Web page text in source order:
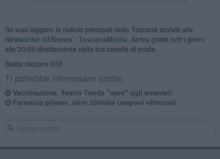
Se vuoi leggere le notizie principali della Toscana iscriviti alla
Newsletter QUInews - ToscanaMedia. Arriva gratis tutti i giorni
alle 20:00 direttamente nella tua casella di posta.
Basta cliccare QUI
Ti potrebbe interessare anche:
Vaccinazione, Teatro Tenda "apre" agli stranieri
Farmacie private, oltre 350mila tamponi effettuati